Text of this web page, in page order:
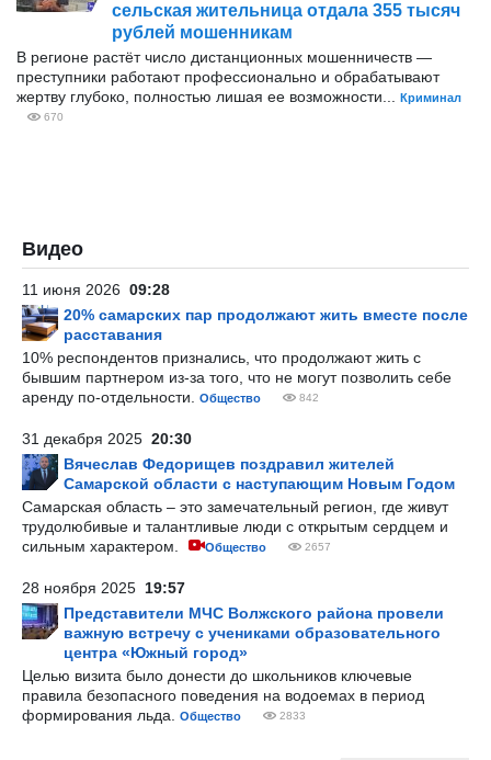
сельская жительница отдала 355 тысяч
рублей мошенникам
В регионе растёт число дистанционных мошенничеств —
преступники работают профессионально и обрабатывают
жертву глубоко, полностью лишая ее возможности...
Криминал
670
Видео
11 июня 2026 09:28
20% самарских пар продолжают жить вместе после
расставания
10% респондентов признались, что продолжают жить с
бывшим партнером из-за того, что не могут позволить себе
аренду по-отдельности.
Общество 842
31 декабря 2025 20:30
Вячеслав Федорищев поздравил жителей
Самарской области с наступающим Новым Годом
Самарская область – это замечательный регион, где живут
трудолюбивые и талантливые люди с открытым сердцем и
сильным характером.
Общество 2657
28 ноября 2025 19:57
Представители МЧС Волжского района провели
важную встречу с учениками образовательного
центра «Южный город»
Целью визита было донести до школьников ключевые
правила безопасного поведения на водоемах в период
формирования льда.
Общество 2833